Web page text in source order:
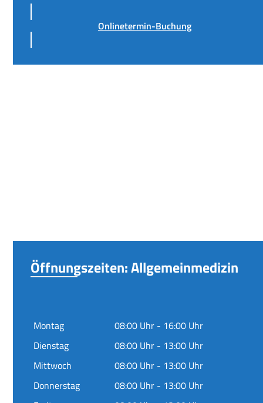
Onlinetermin-Buchung
Öffnungszeiten: Allgemeinmedizin
Montag
08:00 Uhr - 16:00 Uhr
Dienstag
08:00 Uhr - 13:00 Uhr
Mittwoch
08:00 Uhr - 13:00 Uhr
Donnerstag
08:00 Uhr - 13:00 Uhr